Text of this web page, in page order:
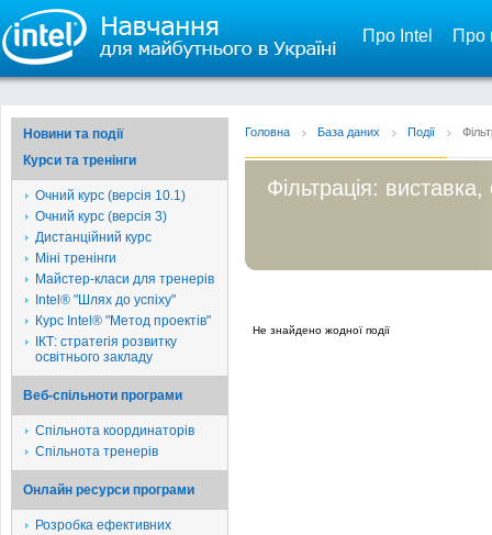
Про Intel Про
Новини та події
Курси та тренінги
Очний курс (версія 10.1)
Очний курс (версія 3)
Дистанційний курс
Міні тренінги
Майстер-класи для тренерів
Intel® "Шлях до успіху"
Курс Intel® "Метод проектів"
ІКТ: стратегія розвитку
освітнього закладу
Веб-спільноти програми
Спільнота координаторів
Спільнота тренерів
Онлайн ресурси програми
Розробка ефективних
Головна База даних Події
Фільтрація:
Не знайдено жодної події